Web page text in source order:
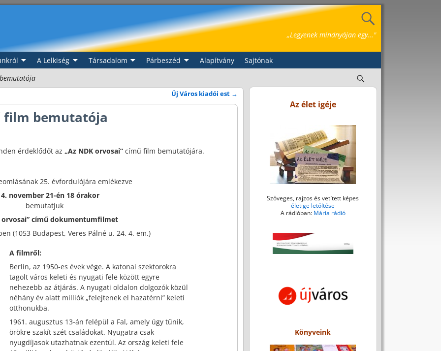
„Legyenek mindnyájan egy..."
A Lelkiség Társadalom Párbeszéd Alapítvány
Sajtónak
Új Város kiadói est →
film bemutatója
érdeklődőt az „Az NDK orvosai”című film bemutatójára.
25. évfordulójára emlékezve
november 21-én 18 órakor
bemutatjuk
orvosai” című dokumentumfilmet
(1053 Budapest, Veres Pálné u. 24. 4. em.)
A filmről:
Berlin, az 1950-es évek vége. A katonai szektorokra
tagolt város keleti és nyugati fele között egyre
nehezebb az átjárás. A nyugati oldalon dolgozók közül
néhány év alatt milliók „felejtenek el hazatérni” keleti
otthonukba.
1961. augusztus 13-án felépül a Fal, amely úgy tűnik,
örökre szakít szét családokat. Nyugatra csak
nyugdíjasok utazhatnak ezentúl. Az ország keleti fele
Az élet igéje
Szöveges, rajzos és vetített képes
életige letöltése
A rádióban: Mária rádió
Könyveink